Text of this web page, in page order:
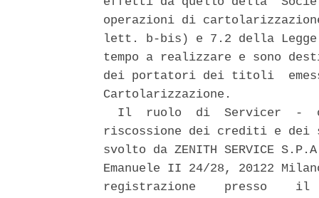
operazioni di
lett. b-bis) e 7.2 della Legge
tempo a realizzare e sono
dei portatori dei titoli
Cartolarizzazione.
Il  ruolo  di  Servicer  -
riscossione dei crediti e dei
svolto da ZENITH SERVICE
Emanuele II 24/28, 20122
registrazione    presso